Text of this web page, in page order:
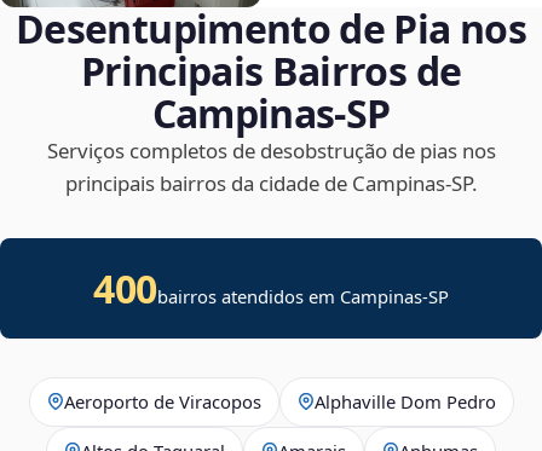
Desentupimento de Pia nos
Principais Bairros de
Campinas‑SP
Serviços completos de desobstrução de pias nos
principais bairros da cidade de Campinas‑SP.
400bairros atendidos em Campinas-SP
Aeroporto de Viracopos Alphaville Dom Pedro